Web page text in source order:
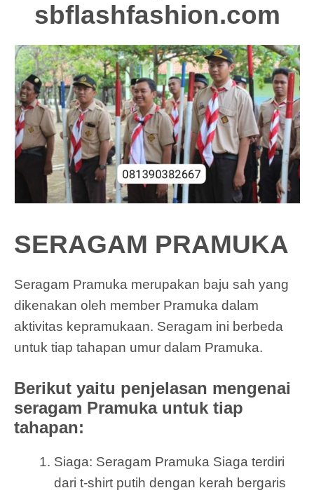
sbflashfashion.com
SERAGAM PRAMUKA
Seragam Pramuka merupakan baju sah yang
dikenakan oleh member Pramuka dalam
aktivitas kepramukaan. Seragam ini berbeda
untuk tiap tahapan umur dalam Pramuka.
Berikut yaitu penjelasan mengenai
seragam Pramuka untuk tiap
tahapan:
Siaga: Seragam Pramuka Siaga terdiri
dari t-shirt putih dengan kerah bergaris